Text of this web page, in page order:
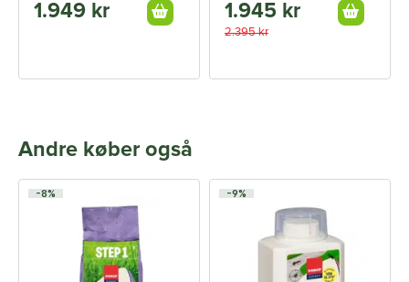
1.949 kr 1.945 kr
2.395 kr
Andre køber også
-8% -9%